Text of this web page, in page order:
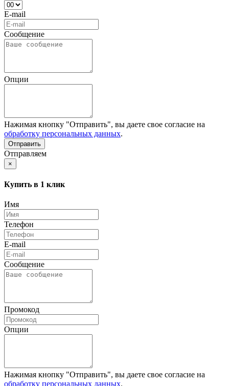
E-mail
Сообщение
Опции
Нажимая кнопку "Отправить", вы даете свое согласие на
обработку персональных данных.
Отправляем
×
Купить в 1 клик
Имя
Телефон
E-mail
Сообщение
Промокод
Опции
Нажимая кнопку "Отправить", вы даете свое согласие на
обработку персональных данных.